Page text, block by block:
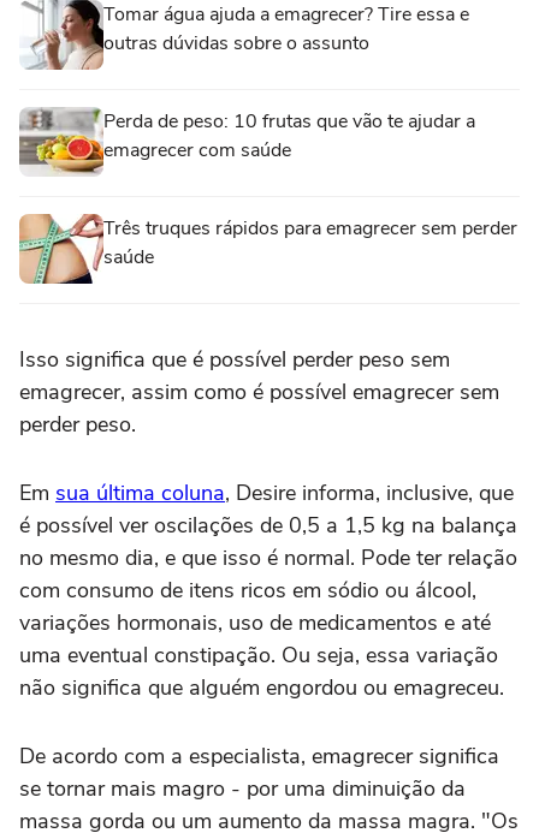
Tomar água ajuda a emagrecer? Tire essa e
outras dúvidas sobre o assunto
Perda de peso: 10 frutas que vão te ajudar a
emagrecer com saúde
Três truques rápidos para emagrecer sem perder
saúde
Isso significa que é possível perder peso sem
emagrecer, assim como é possível emagrecer sem
perder peso.
Em sua última coluna, Desire informa, inclusive, que
é possível ver oscilações de 0,5 a 1,5 kg na balança
no mesmo dia, e que isso é normal. Pode ter relação
com consumo de itens ricos em sódio ou álcool,
variações hormonais, uso de medicamentos e até
uma eventual constipação. Ou seja, essa variação
não significa que alguém engordou ou emagreceu.
De acordo com a especialista, emagrecer significa
se tornar mais magro - por uma diminuição da
massa gorda ou um aumento da massa magra. "Os